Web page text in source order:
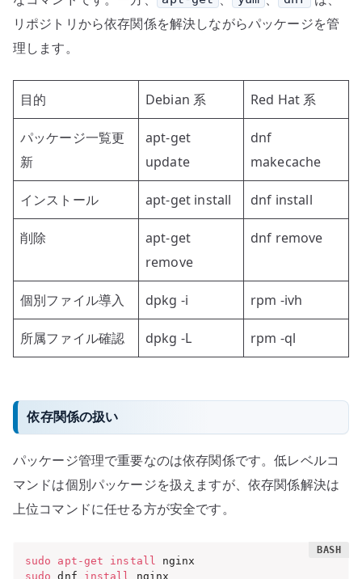
リポジトリから依存関係を解決しながらパッケージを管
理します。
目的 Debian 系 Red Hat 系
パッケージ一覧更
新
apt-get
update
dnf
makecache
インストール apt-get install dnf install
削除
apt-get
remove
dnf remove
個別ファイル導入 dpkg -i rpm -ivh
所属ファイル確認 dpkg -L rpm -ql
依存関係の扱い
パッケージ管理で重要なのは依存関係です。低レベルコ
マンドは個別パッケージを扱えますが、依存関係解決は
上位コマンドに任せる方が安全です。
sudo apt-get install
sudo dnf install